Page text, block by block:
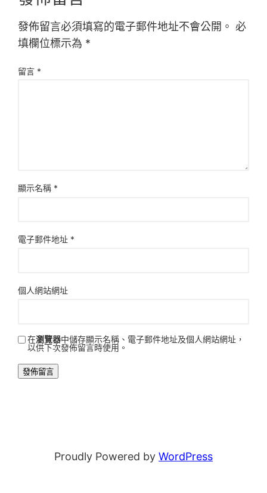
發佈留言必須填寫的電子郵件地址不會公開。 必
填欄位標示為 *
留言 *
顯示名稱 *
電子郵件地址 *
個人網站網址
在瀏覽器中儲存顯示名稱、電子郵件地址及個人網站網址，
以供下次發佈留言時使用。
Proudly Powered by WordPress